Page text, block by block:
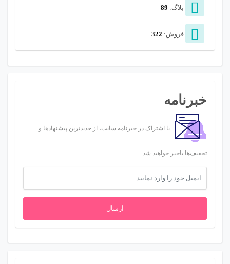
بلاگ: 89
فروش: 322
خبرنامه
با اشتراک در خبرنامه سایت، از جدیدترین پیشنهادها و
تخفیف‌ها باخبر خواهید شد.
ارسال